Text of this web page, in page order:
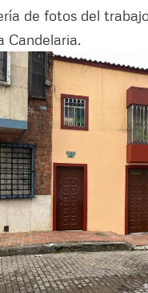
de fotos del
Candelaria.